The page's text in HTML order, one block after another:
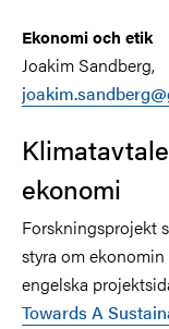
Ekonomi och etik
Joakim Sandberg,
ekonomi
Forskningsprojekt
styra om
engelska
Towards A